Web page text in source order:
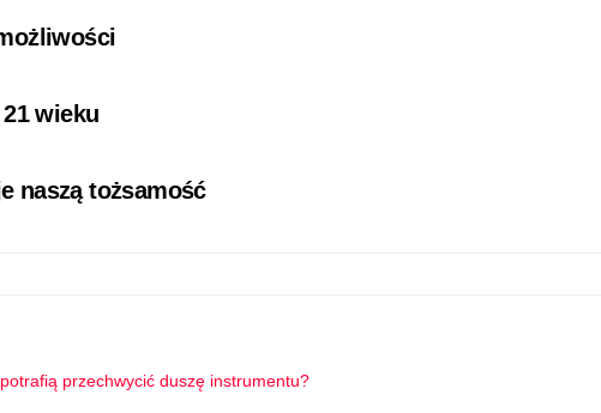
wieku
naszą tożsamość
przechwycić duszę instrumentu?